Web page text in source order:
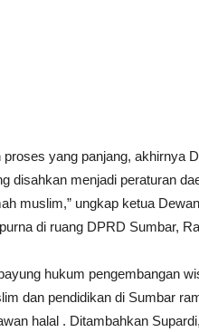
yang panjang, akhirnya
disahkan menjadi peraturan
muslim,” ungkap ketua
di ruang DPRD Sumbar,
hukum pengembangan
dan pendidikan di Sumbar
halal . Ditambahkan